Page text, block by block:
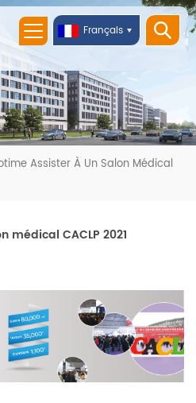
Français
Assister À Un Salon Médical
médical CACLP 2021